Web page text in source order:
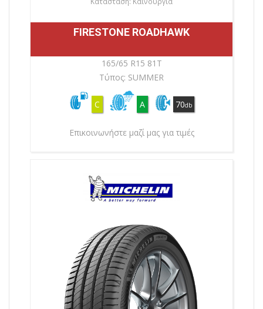
FIRESTONE ROADHAWK
165/65 R15 81T
Τύπος: SUMMER
C A 70db
Επικοινωνήστε μαζί μας για τιμές